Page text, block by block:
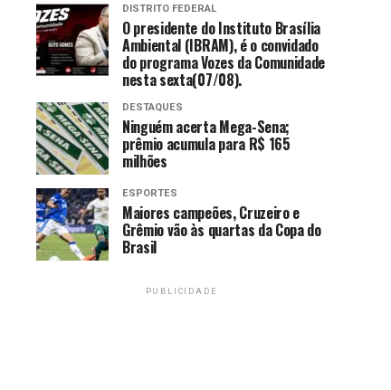
DISTRITO FEDERAL
O presidente do Instituto Brasília
Ambiental (IBRAM), é o convidado
do programa Vozes da Comunidade
nesta sexta(07/08).
DESTAQUES
Ninguém acerta Mega-Sena;
prêmio acumula para R$ 165
milhões
ESPORTES
Maiores campeões, Cruzeiro e
Grêmio vão às quartas da Copa do
Brasil
PUBLICIDADE